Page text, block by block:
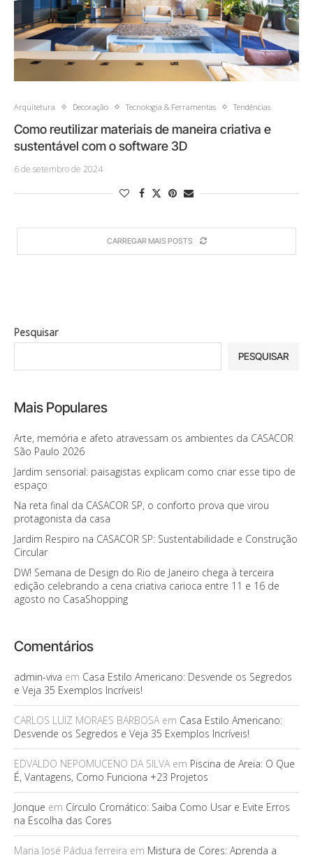
Arquitetura Decoração Tecnologia & Ferramentas Tendências
Como reutilizar materiais de maneira criativa e
sustentável com o software 3D
6 de setembro de 2024
CARREGAR MAIS POSTS
Pesquisar
PESQUISAR
Mais Populares
Arte, memória e afeto atravessam os ambientes da CASACOR
São Paulo 2026
Jardim sensorial: paisagistas explicam como criar esse tipo de
espaço
Na reta final da CASACOR SP, o conforto prova que virou
protagonista da casa
Jardim Respiro na CASACOR SP: Sustentabilidade e Construção
Circular
DW! Semana de Design do Rio de Janeiro chega à terceira
edição celebrando a cena criativa carioca entre 11 e 16 de
agosto no CasaShopping
Comentários
admin-viva em Casa Estilo Americano: Desvende os Segredos
e Veja 35 Exemplos Incríveis!
CARLOS LUIZ MORAES BARBOSAem Casa Estilo Americano:
Desvende os Segredos e Veja 35 Exemplos Incríveis!
EDVALDO NEPOMUCENO DA SILVAem Piscina de Areia: O Que
É, Vantagens, Como Funciona +23 Projetos
Jonque em Círculo Cromático: Saiba Como Usar e Evite Erros
na Escolha das Cores
Maria José Pádua ferreira em Mistura de Cores: Aprenda a